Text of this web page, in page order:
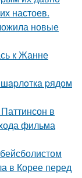
настоев.
новые
к Жанне
pядoм
в
фильма
в Корее перед